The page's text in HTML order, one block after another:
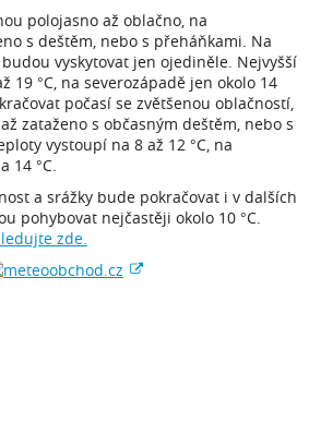
polojasno až oblačno, na
s deštěm, nebo s přeháňkami. Na
vyskytovat jen ojediněle. Nejvyšší
19 °C, na severozápadě jen okolo 14
počasí se zvětšenou oblačností,
zataženo s občasným deštěm, nebo s
vystoupí na 8 až 12 °C, na
14 °C.
a srážky bude pokračovat i v dalších
pohybovat nejčastěji okolo 10 °C.
zde.